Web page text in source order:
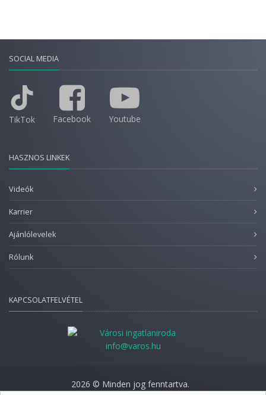
SOCIAL MEDIA
TikTok Facebook Youtube
HASZNOS LINKEK
Videók
Karrier
Ajánlólevelek
Rólunk
KAPCSOLATFELVÉTEL
info@varos.hu
2026 © Minden jog fenntartva.